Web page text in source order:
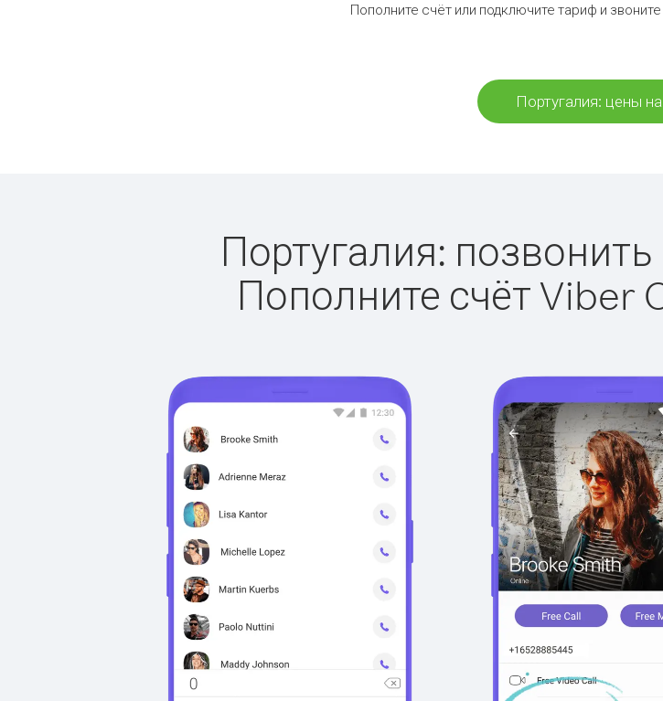
Пополните счёт или подключите тариф и
Португалия: цены
Португалия:
Пополните счёт Viber